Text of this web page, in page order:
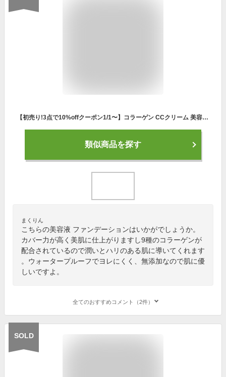
【初売り!3点で10%offクーポン1/1〜】コラーゲン CCクリーム 美容液 ファンデーション カバー力 50 40 代 汗に強い スポーツ 崩れない ファンデーション 下地 ウォータープルーフ ツヤ 肌 uv 無添加【たっぷり美肌!コラーゲンCCファンデ ナチュラル 25g 1本】
類似商品を探す
まくりん
こちらの美容液 ファンデーションはいかがでしょうか。
カバー力が高く美肌に仕上がりますし9種のコラーゲンが
配合されているので潤いとハリのある肌に導いてくれます
。ウォータープルーフでヨレにくく、無添加なので肌に優
しいですよ。
全てのおすすめコメント（2件）
SOLD